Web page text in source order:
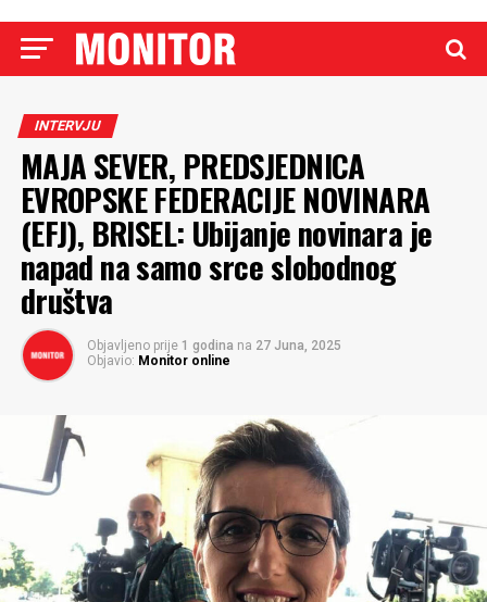
INTERVJU
MAJA SEVER, PREDSJEDNICA
EVROPSKE FEDERACIJE NOVINARA
(EFJ), BRISEL: Ubijanje novinara je
napad na samo srce slobodnog
društva
Objavljeno prije 1 godina na 27 Juna, 2025
Objavio: Monitor online